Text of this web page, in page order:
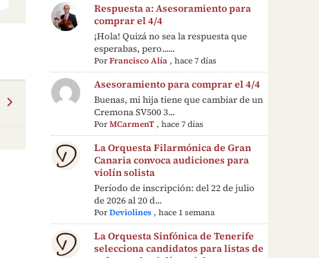
Respuesta a: Asesoramiento para
comprar el 4/4
¡Hola! Quizá no sea la respuesta que
esperabas, pero......
PorFrancisco Alía ,hace 7 días
Asesoramiento para comprar el 4/4
Buenas, mi hija tiene que cambiar de un
Cremona SV500 3...
PorMCarmenT ,hace 7 días
La Orquesta Filarmónica de Gran
Canaria convoca audiciones para
violín solista
Período de inscripción: del 22 de julio
de 2026 al 20 d...
PorDeviolines ,hace 1 semana
La Orquesta Sinfónica de Tenerife
selecciona candidatos para listas de